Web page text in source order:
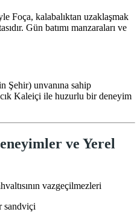
Foça, kalabalıktan uzaklaşmak
Gün batımı manzaraları ve
Şehir) unvanına sahip
Kaleiçi ile huzurlu bir deneyim
ve Yerel
vazgeçilmezleri
sandviçi